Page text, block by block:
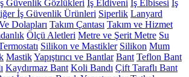
Güvenlik Gözlükleri İş Eldiveni İş Elbisesi İş
İş Güvenlik Ürünleri Siperlik Lanyard
Dolapları Takım Çantası Takım ve Hizmet
Ölçü Aletleri Metre ve Şerit Metre Su
Silikon ve Mastikler Silikon Mum
MastikYapıştırıcı ve Bantlar Bant Teflon Bant
Kaydırmaz Bant Koli Bandı Çift Taraflı Bant